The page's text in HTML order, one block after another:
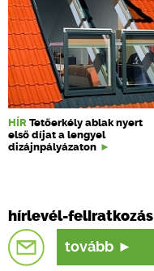
HÍR Tetőerkély ablak nyert
első díjat a lengyel
dizájnpályázaton
hírlevél-feliratkozás
tovább